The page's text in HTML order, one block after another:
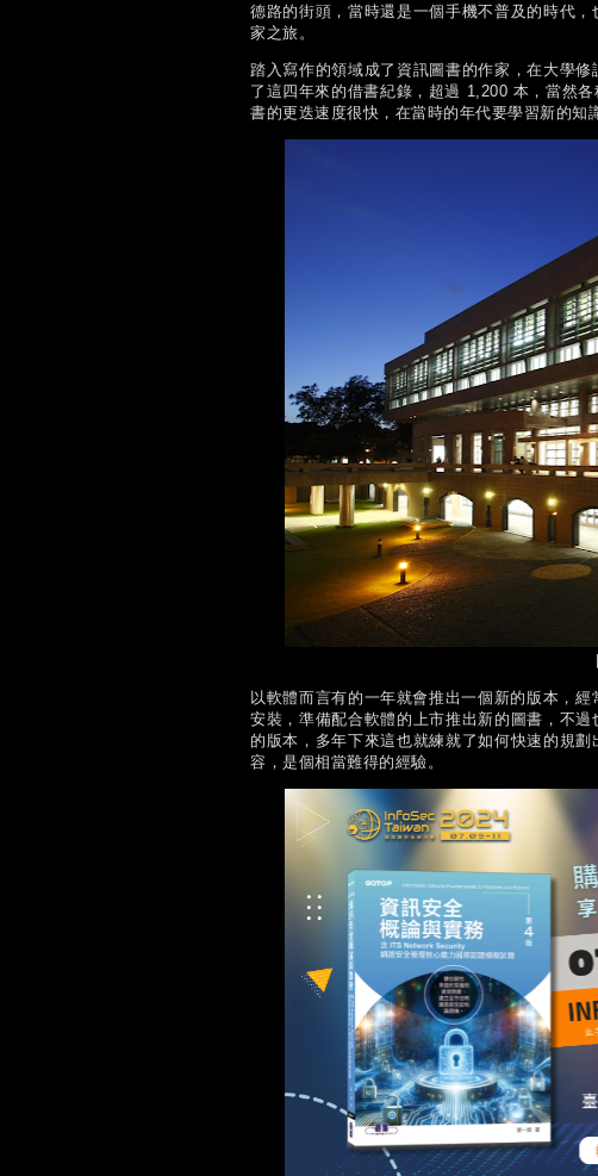
德路的街頭，當時還是一個手機不普及的時代
家之旅。
踏入寫作的領域成了資訊圖書的作家，在大學
了這四年來的借書紀錄，超過 1,200 本，當然
書的更迭速度很快，在當時的年代要學習新的知
以軟體而言有的一年就會推出一個新的版本，
安裝，準備配合軟體的上市推出新的圖書，不
的版本，多年下來這也就練就了如何快速的規
容，是個相當難得的經驗。